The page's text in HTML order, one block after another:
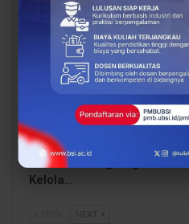
BERITA
Dari Catatan Manual
Menuju Digital, UBSI
Bantu Bank Sampah
Mawar Burangrang
Kelola…
NEXT